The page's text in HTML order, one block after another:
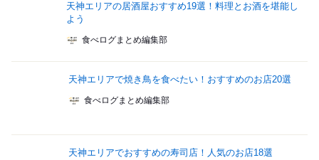
天神エリアの居酒屋おすすめ19選！料理とお酒を堪能し
よう
食べログまとめ編集部
天神エリアで焼き鳥を食べたい！おすすめのお店20選
食べログまとめ編集部
天神エリアでおすすめの寿司店！人気のお店18選